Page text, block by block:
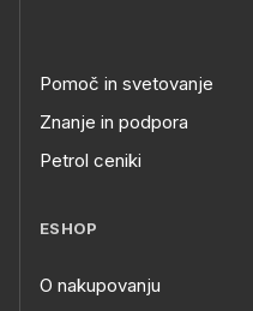
Pomoč in svetovanje
Znanje in podpora
Petrol ceniki
ESHOP
O nakupovanju